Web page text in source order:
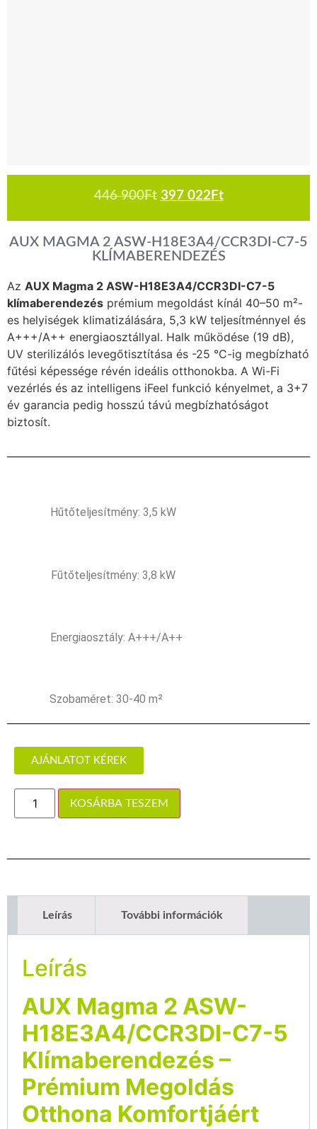
446 900Ft 397 022Ft
AUX MAGMA 2 ASW-H18E3A4/CCR3DI-C7-5
KLÍMABERENDEZÉS
Az AUX Magma 2 ASW-H18E3A4/CCR3DI-C7-5
klímaberendezés prémium megoldást kínál 40–50 m²-
es helyiségek klimatizálására, 5,3 kW teljesítménnyel és
A+++/A++ energiaosztállyal. Halk működése (19 dB),
UV sterilizálós levegőtisztítása és -25 °C-ig megbízható
fűtési képessége révén ideális otthonokba. A Wi-Fi
vezérlés és az intelligens iFeel funkció kényelmet, a 3+7
év garancia pedig hosszú távú megbízhatóságot
biztosít.
Hűtőteljesítmény: 3,5 kW
Fűtőteljesítmény: 3,8 kW
Energiaosztály: A+++/A++
Szobaméret: 30-40 m²
AJÁNLATOT KÉREK
KOSÁRBA TESZEM
Leírás További információk
Leírás
AUX Magma 2 ASW-
H18E3A4/CCR3DI-C7-5
Klímaberendezés –
Prémium Megoldás
Otthona Komfortjáért